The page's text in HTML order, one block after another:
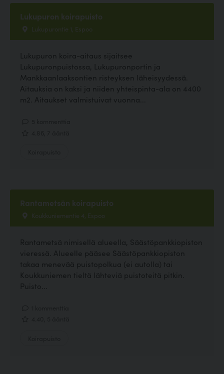
Lukupuron koirapuisto
Lukupurontie 1, Espoo
Lukupuron koira-aitaus sijaitsee
Lukupuronpuistossa, Lukupuronportin ja
Mankkaanlaaksontien risteyksen läheisyydessä.
Aitauksia on kaksi ja niiden yhteispinta-ala on 4400
m2. Aitaukset valmistuivat vuonna...
Rantametsän koirapuisto
Koukkuniementie 4, Espoo
Rantametsä nimisellä alueella, Säästöpankkiopiston
vieressä. Alueelle pääsee Säästöpankkiopiston
takaa menevää puistopolkua (ei autolla) tai
Koukkuniemen tieltä lähteviä puistoteitä pitkin.
Puisto...